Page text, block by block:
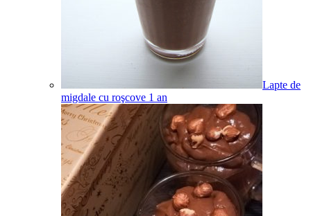
Lapte de
migdale cu roşcove 1 an